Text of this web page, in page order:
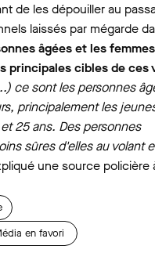
de les dépouiller au
laissés par mégarde
âgées et les
principales cibles de ces
ce sont les personnes
principalement les
25 ans. Des personnes
sûres d'elles au volant
une source policière
en favori